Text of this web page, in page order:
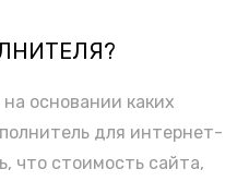
основании каких
для интернет-
что стоимость сайта,